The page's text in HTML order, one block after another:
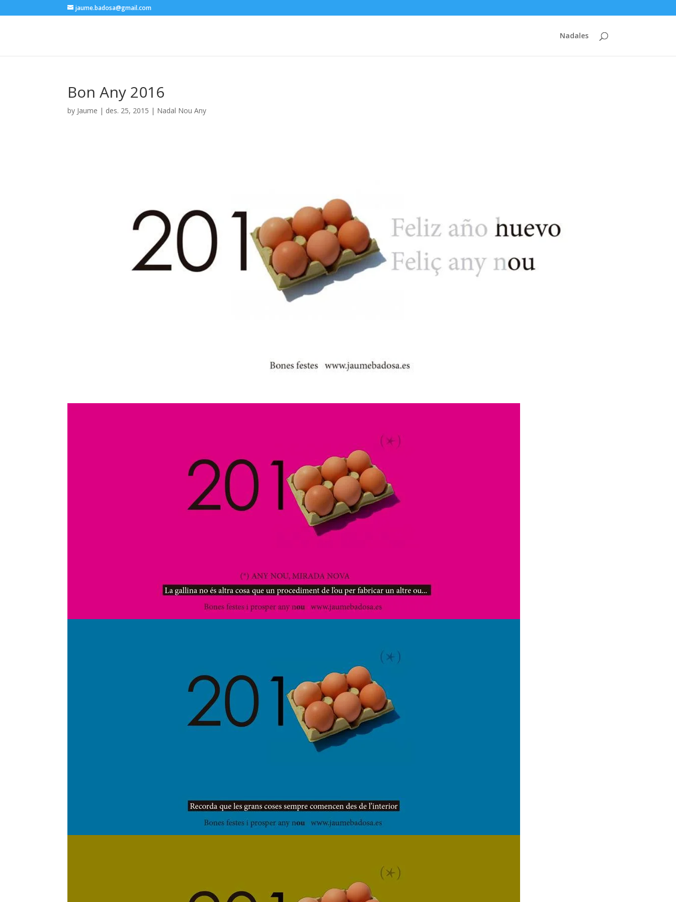
jaume.badosa@gmail.com
Nadales
Bon Any 2016
by Jaume | des. 25, 2015 | Nadal Nou Any